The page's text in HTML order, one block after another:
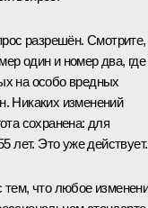
разрешён. Смотрите,
один и номер два, где
на особо вредных
Никаких изменений
сохранена: для
лет. Это уже действует.
тем, что любое